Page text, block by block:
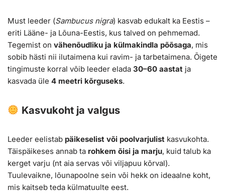
Must leeder (Sambucus nigra) kasvab edukalt ka Eestis –
eriti Lääne- ja Lõuna-Eestis, kus talved on pehmemad.
Tegemist on vähenõudliku ja külmakindla põõsaga, mis
sobib hästi nii ilutaimena kui ravim- ja tarbetaimena. Õigete
tingimuste korral võib leeder elada 30–60 aastat ja
kasvada üle 4 meetri kõrguseks.
Kasvukoht ja valgus
Leeder eelistab päikeselist või poolvarjulist kasvukohta.
Täispäikeses annab ta rohkem õisi ja marju, kuid talub ka
kerget varju (nt aia servas või viljapuu kõrval).
Tuulevaikne, lõunapoolne sein või hekk on ideaalne koht,
mis kaitseb teda külmatuulte eest.